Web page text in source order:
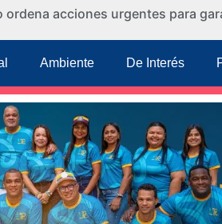
ordena acciones urgentes para
Ambiente De Interés